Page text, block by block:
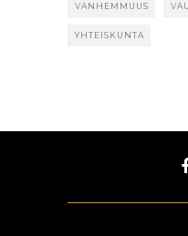
VANHEMMUUS
YHTEISKUNTA